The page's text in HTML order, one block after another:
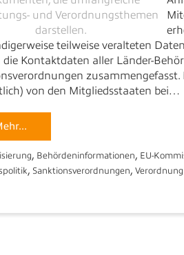
teilweise veralteten
die Kontaktdaten aller Länder-
von den Mitgliedsstaaten bei…
, Behördeninformationen, EU-
, Sanktionsverordnungen,